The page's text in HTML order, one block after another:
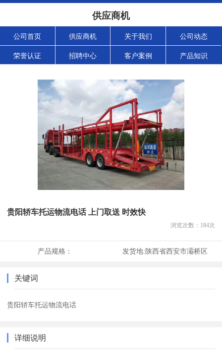
供应商机
公司首页 供应商机 关于我们 公司动态
荣誉认证 招聘中心 客户案例 产品知识
贵阳轿车托运物流电话 上门取送 时效快
浏览次数： 184次
产品规格： 发货地:陕西省西安市灞桥区
关键词
贵阳轿车托运物流电话
详细说明